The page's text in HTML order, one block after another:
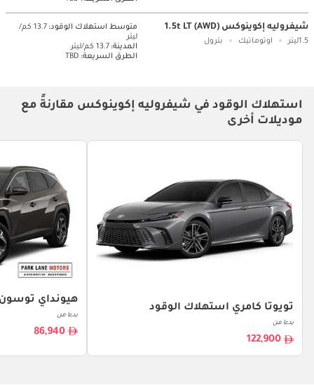
شيفروليه إكوينوكس 1.5t LT (AWD)
1.5ليتر اوتوماتيك بترول
متوسط ​​استهلاك الوقود:
13.7 كم/
ليتر
المدينة:13.7 كم/ليتر
الطرق السريعة: TBD
استهلاك الوقود في شيفروليه إكوينوكس مقارنةً مع
موديلات أخرى
تويوتا كامري استهلاك الوقود
بدءا من
122,900
هيونداي
بدءا من
86,940